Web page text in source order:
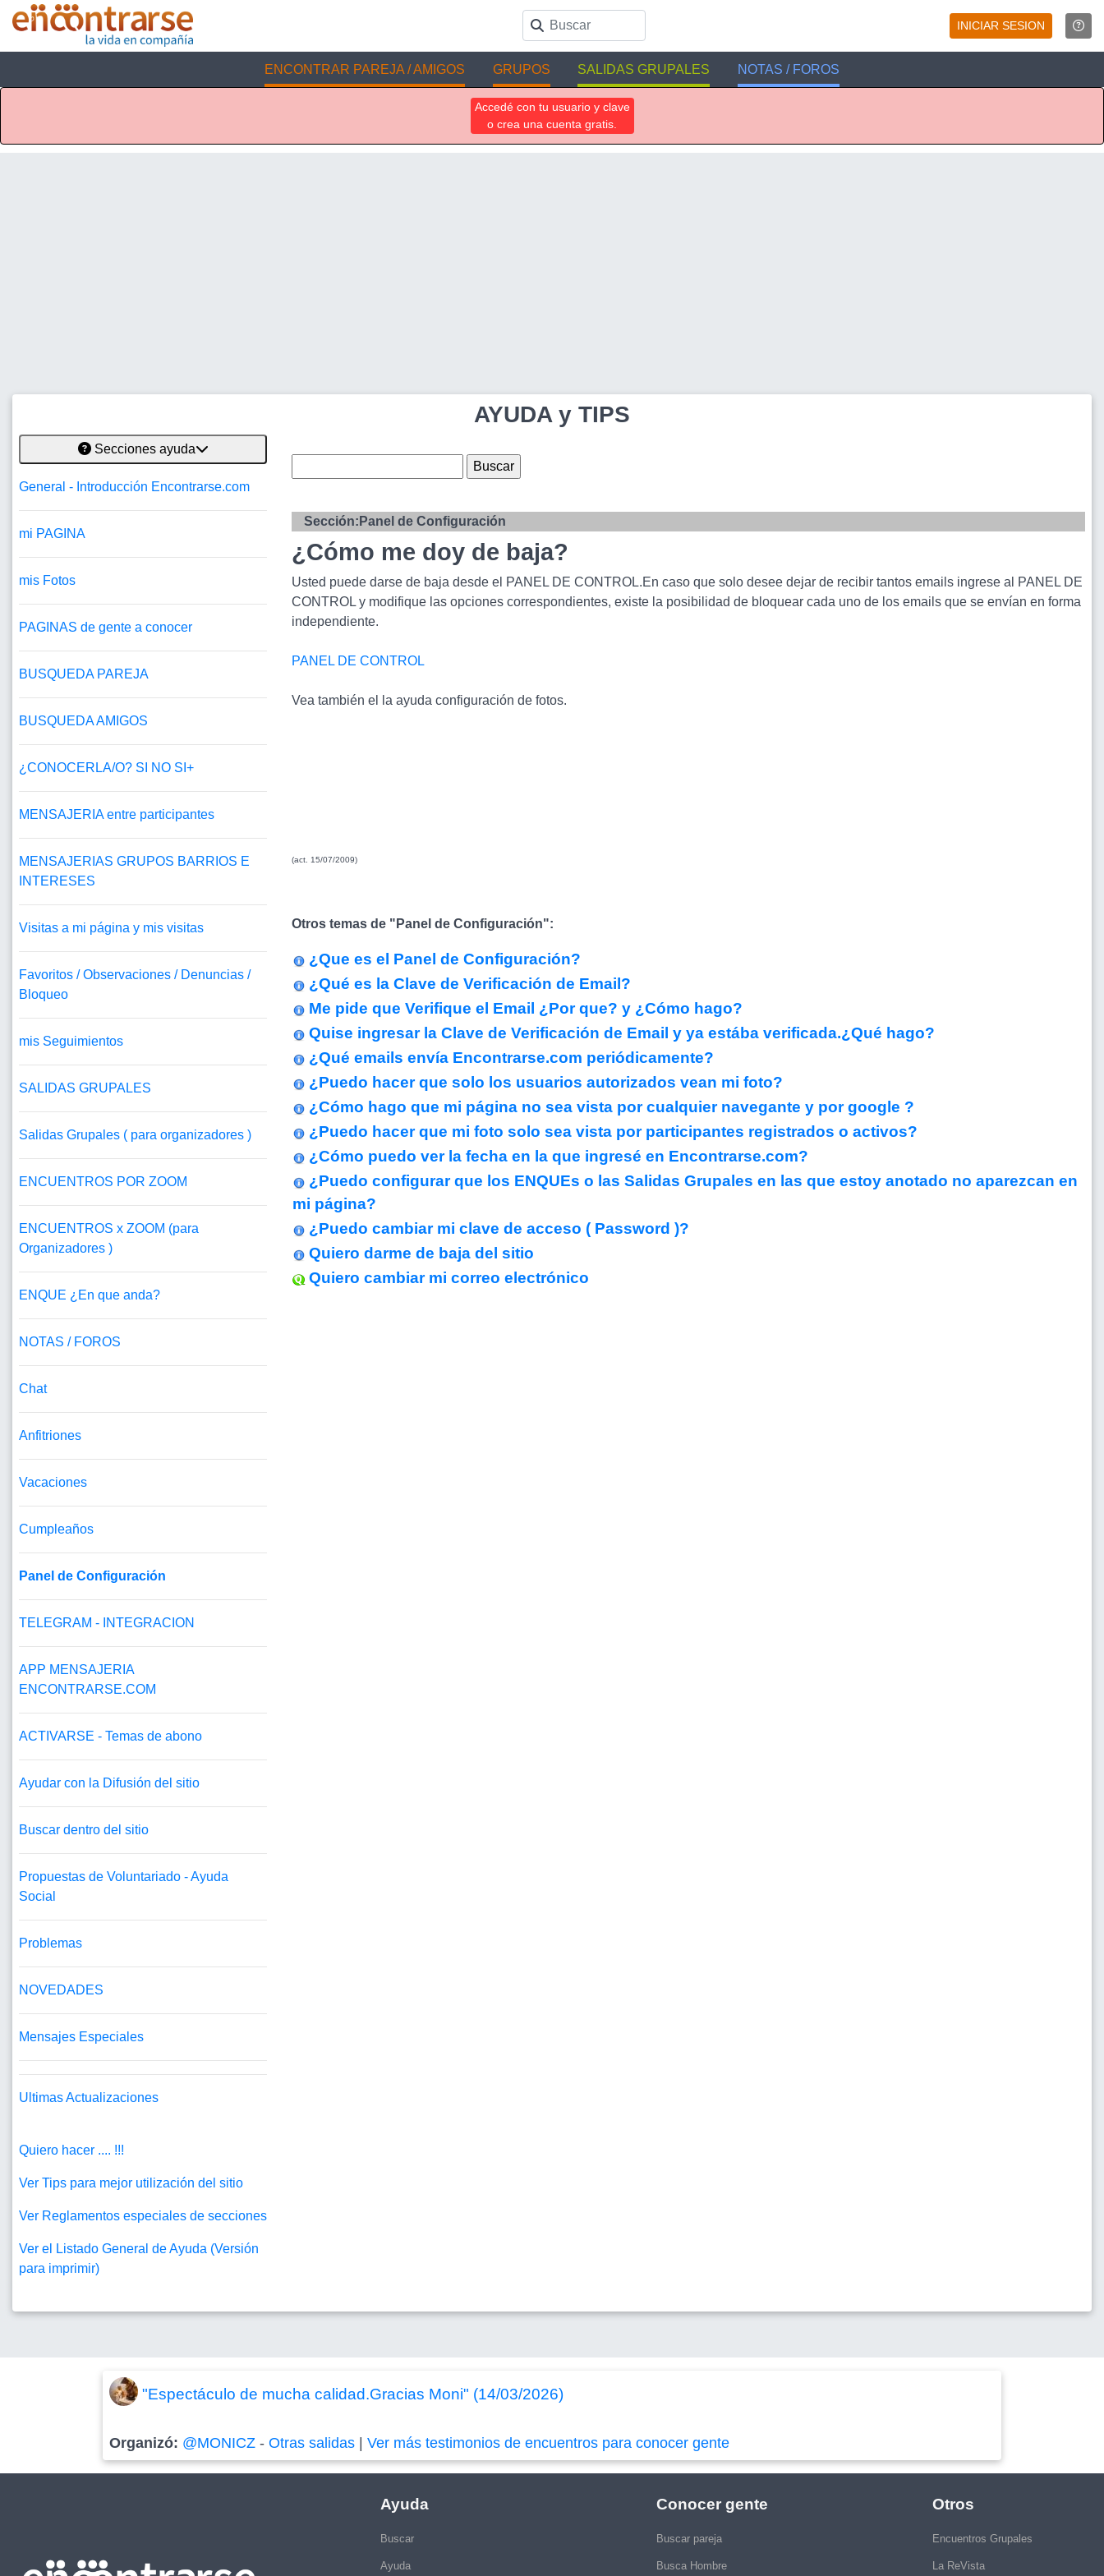
INICIAR SESION
ENCONTRAR PAREJA / AMIGOS GRUPOS SALIDAS GRUPALES NOTAS / FOROS
Accedé con tu usuario y clave
o crea una cuenta gratis.
AYUDA y TIPS
Secciones ayuda
General - Introducción Encontrarse.com
mi PAGINA
mis Fotos
PAGINAS de gente a conocer
BUSQUEDA PAREJA
BUSQUEDA AMIGOS
¿CONOCERLA/O? SI NO SI+
MENSAJERIA entre participantes
MENSAJERIAS GRUPOS BARRIOS E
INTERESES
Visitas a mi página y mis visitas
Favoritos / Observaciones / Denuncias /
Bloqueo
mis Seguimientos
SALIDAS GRUPALES
Salidas Grupales ( para organizadores )
ENCUENTROS POR ZOOM
ENCUENTROS x ZOOM (para
Organizadores )
ENQUE ¿En que anda?
NOTAS / FOROS
Chat
Anfitriones
Vacaciones
Cumpleaños
Panel de Configuración
TELEGRAM - INTEGRACION
APP MENSAJERIA
ENCONTRARSE.COM
ACTIVARSE - Temas de abono
Ayudar con la Difusión del sitio
Buscar dentro del sitio
Propuestas de Voluntariado - Ayuda
Social
Problemas
NOVEDADES
Mensajes Especiales
Ultimas Actualizaciones
Quiero hacer .... !!!
Ver Tips para mejor utilización del sitio
Ver Reglamentos especiales de secciones
Ver el Listado General de Ayuda (Versión
para imprimir)
Sección:Panel de Configuración
¿Cómo me doy de baja?
Usted puede darse de baja desde el PANEL DE CONTROL.En caso que solo desee dejar de recibir tantos emails ingrese al PANEL DE
CONTROL y modifique las opciones correspondientes, existe la posibilidad de bloquear cada uno de los emails que se envían en forma
independiente.
PANEL DE CONTROL
Vea también el la ayuda configuración de fotos.
(act. 15/07/2009)
Otros temas de "Panel de Configuración":
¿Que es el Panel de Configuración?
¿Qué es la Clave de Verificación de Email?
Me pide que Verifique el Email ¿Por que? y ¿Cómo hago?
Quise ingresar la Clave de Verificación de Email y ya estába verificada.¿Qué hago?
¿Qué emails envía Encontrarse.com periódicamente?
¿Puedo hacer que solo los usuarios autorizados vean mi foto?
¿Cómo hago que mi página no sea vista por cualquier navegante y por google ?
¿Puedo hacer que mi foto solo sea vista por participantes registrados o activos?
¿Cómo puedo ver la fecha en la que ingresé en Encontrarse.com?
¿Puedo configurar que los ENQUEs o las Salidas Grupales en las que estoy anotado no aparezcan en
mi página?
¿Puedo cambiar mi clave de acceso ( Password )?
Quiero darme de baja del sitio
Quiero cambiar mi correo electrónico
"Espectáculo de mucha calidad.Gracias Moni" (14/03/2026)
Organizó: @MONICZ -Otras salidas |Ver más testimonios de encuentros para conocer gente
Ayuda
Buscar
Ayuda
Conocer gente
Buscar pareja
Busca Hombre
Otros
Encuentros Grupales
La ReVista